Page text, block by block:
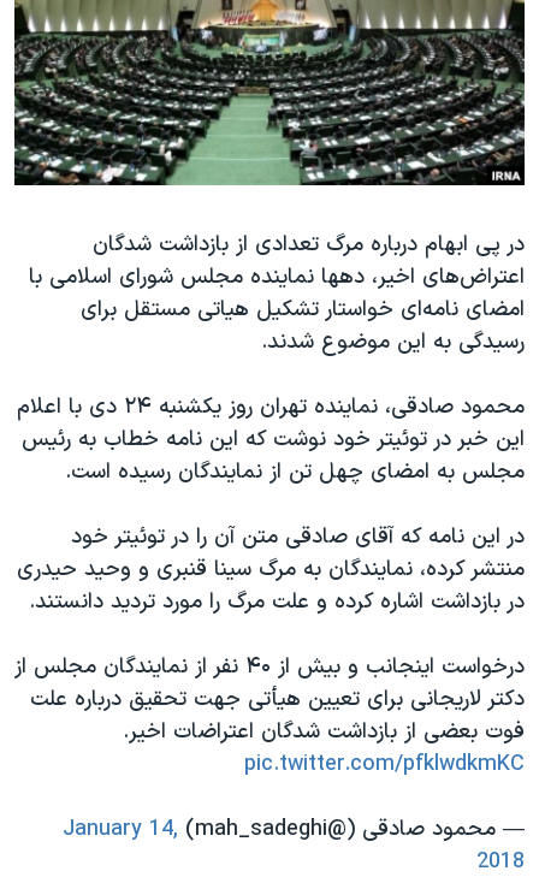
فرهنگ و زندگی
حقوق شهروندی
اقتصادی
علم و فناوری
گالری عکس
آرشیو پخش زنده
مستندها
انتخابات ریاست جمهوری آمریکا ۲۰۲۴
حمله جمهوری اسلامی به اسرائیل
رمز مهسا
اعتراضات زن، زندگی، آزادی
مجموعه مستندهای دادخواهی
تریبونال مردمی آبان ۹۸
چهل سال گروگان‌گیری
قانون شفافیت دارائی کادر رهبری ایران
اسرائیل در جنگ
نرگس محمدی برنده جایزه نوبل صلح
صفحه‌های ویژه
سفر پرزیدنت ترامپ به چین
دنبال کنید
زبانهای مختلف
در پی ابهام درباره مرگ تعدادی از بازداشت شدگان
اعتراض‌های اخیر، دهها نماینده مجلس شورای اسلامی با
امضای نامه‌ای خواستار تشکیل هیاتی مستقل برای
رسیدگی به این موضوع شدند.
محمود صادقی، نماینده تهران روز یکشنبه ۲۴ دی با اعلام
این خبر در توئیتر خود نوشت که این نامه خطاب به رئیس
مجلس به امضای چهل تن از نمایندگان رسیده است.
در این نامه که آقای صادقی متن آن را در توئیتر خود
منتشر کرده، نمایندگان به مرگ سینا قنبری و وحید حیدری
در بازداشت اشاره کرده و علت مرگ را مورد تردید دانستند.
درخواست اینجانب و بیش از ۴۰ نفر از نمایندگان مجلس از
دکتر لاریجانی برای تعیین هیأتی جهت تحقیق درباره علت
فوت بعضی از بازداشت شدگان اعتراضات اخیر.
pic.twitter.com/pfklwdkmKC
— محمود صادقی (@mah_sadeghi)
January 14,
2018